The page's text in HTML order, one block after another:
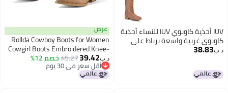
IUV أحذية كاوبوي IUV للنساء أحذية
كاوبوي غربية واسعة برباط على
شكل أصابع القدم متوسطة الساق
د.ب‏38.83
عرض
Rollda Cowboy Boots for Women
Cowgirl Boots Embroidered Knee-
High Western Boots Pointy Toe
with Chunky Heel Tan Size 8
د.ب‏39.42
45.27خصم 12%
أقل سعر في 30 يوم
أقل سعر في 30 يوم